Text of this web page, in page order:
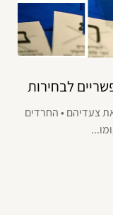
לבחירות
צעדיהם • החרדים